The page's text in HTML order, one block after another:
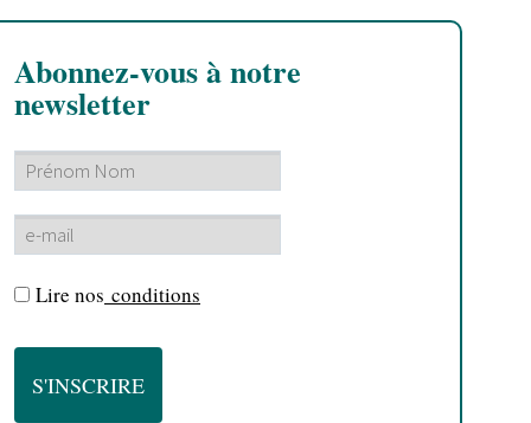
Abonnez-vous à notre
newsletter
Lire nos conditions